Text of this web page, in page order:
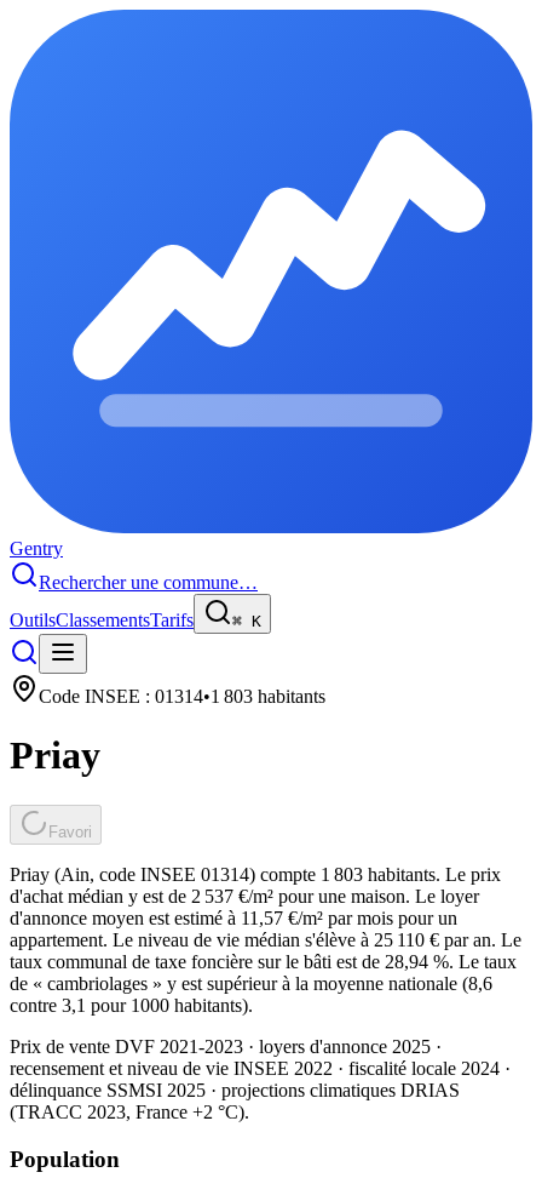
Gentry
Rechercher une commune…
OutilsClassementsTarifs ⌘ K
Code INSEE : 01314•1 803 habitants
Priay
Favori
Priay (Ain, code INSEE 01314) compte 1 803 habitants. Le prix
d'achat médian y est de 2 537 €/m² pour une maison. Le loyer
d'annonce moyen est estimé à 11,57 €/m² par mois pour un
appartement. Le niveau de vie médian s'élève à 25 110 € par an. Le
taux communal de taxe foncière sur le bâti est de 28,94 %. Le taux
de « cambriolages » y est supérieur à la moyenne nationale (8,6
contre 3,1 pour 1000 habitants).
Prix de vente DVF 2021-2023 · loyers d'annonce 2025 ·
recensement et niveau de vie INSEE 2022 · fiscalité locale 2024 ·
délinquance SSMSI 2025 · projections climatiques DRIAS
(TRACC 2023, France +2 °C).
Population